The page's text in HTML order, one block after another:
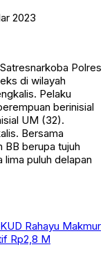
2023
Polres
di wilayah
Pelaku
berinisial
UM (32).
Bersama
BB berupa tujuh
puluh delapan